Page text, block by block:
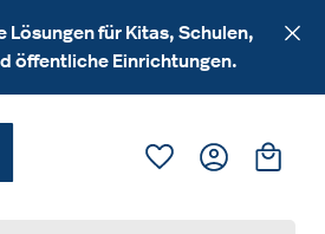
Lösungen für Kitas, Schulen,
öffentliche Einrichtungen.
Du hast 0